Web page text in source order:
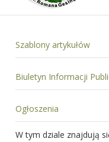
Ustawa o systemie
Szablony artykułów
Biuletyn Informacji
Ogłoszenia
W tym dziale znajdują